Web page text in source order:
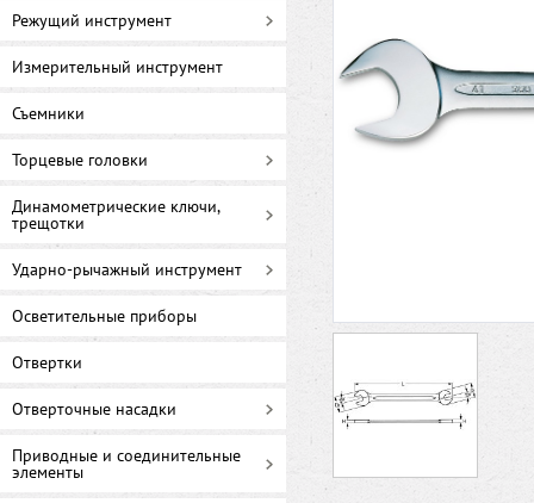
Режущий инструмент
Измерительный инструмент
Съемники
Торцевые головки
Динамометрические ключи,
трещотки
Ударно-рычажный инструмент
Осветительные приборы
Отвертки
Отверточные насадки
Приводные и соединительные
элементы